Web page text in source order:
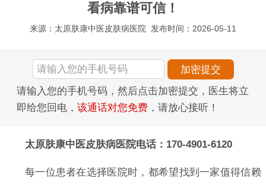
看病靠谱可信！
来源：太原肤康中医皮肤病医院 发布时间：2026-05-11
请输入您的手机号码，然后点击加密提交，医生将立
即给您回电， 该通话对您免费 ，请放心接听！
太原肤康中医皮肤病医院电话：170-4901-6120
每一位患者在选择医院时，都希望找到一家值得信赖